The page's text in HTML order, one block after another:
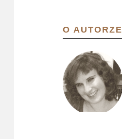
O AUTORZE